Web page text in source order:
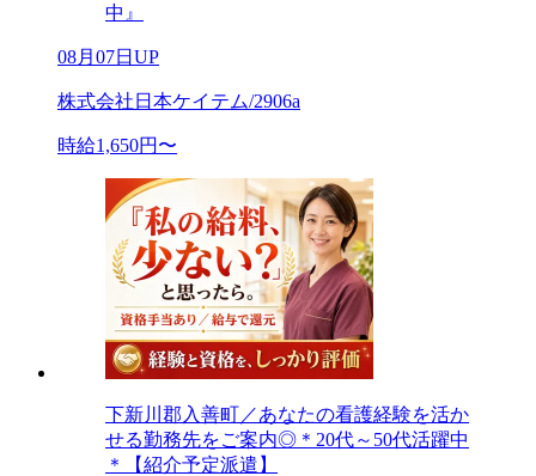
中』
08月07日UP
株式会社日本ケイテム/2906a
時給1,650円〜
下新川郡入善町／あなたの看護経験を活か
せる勤務先をご案内◎＊20代～50代活躍中
＊【紹介予定派遣】